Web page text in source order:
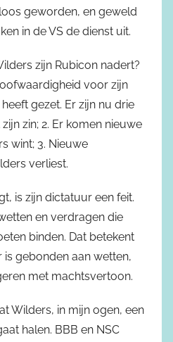
geworden, en geweld
in de VS de dienst uit.
zijn Rubicon nadert?
voor zijn
gezet. Er zijn nu drie
zin; 2. Er komen nieuwe
wint; 3. Nieuwe
verliest.
is zijn dictatuur een feit.
en verdragen die
binden. Dat betekent
gebonden aan wetten,
met machtsvertoon.
Wilders, in mijn ogen, een
halen. BBB en NSC